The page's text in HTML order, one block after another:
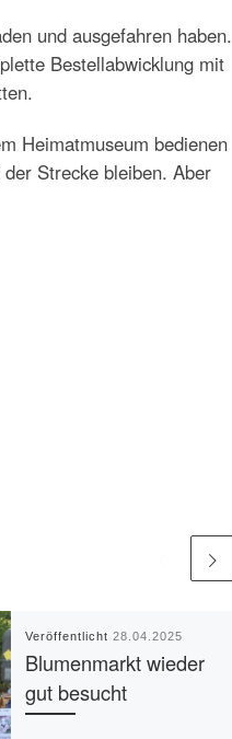
und ausgefahren haben.
Bestellabwicklung mit
Heimatmuseum bedienen
Strecke bleiben. Aber
Veröffentlicht 28.04.2025
Blumenmarkt wieder
gut besucht